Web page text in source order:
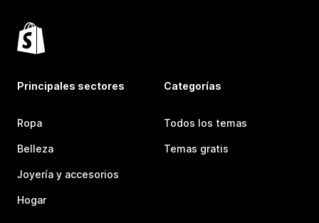
Principales sectores
Ropa
Belleza
Joyería y accesorios
Hogar
Categorías
Todos los temas
Temas gratis